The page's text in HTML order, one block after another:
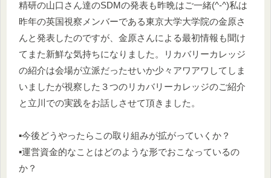
精研の山口さん達のSDMの発表も昨晩はご一緒(^-^)私は
昨年の英国視察メンバーである東京大学大学院の金原さ
んと発表したのですが、金原さんによる最初情報も聞け
てまた新鮮な気持ちになりました。リカバリーカレッジ
の紹介は会場が立派だったせいか少々アワアワしてしま
いましたが視察した３つのリカバリーカレッジのご紹介
と立川での実践をお話しさせて頂きました。
▪️今後どうやったらこの取り組みが拡がっていくか？
▪️運営資金的なことはどのような形でおこなっているの
か？